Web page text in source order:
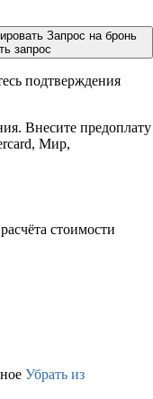
Запрос на бронь
запрос
подтверждения
Внесите предоплату
Мир,
стоимости
Убрать из